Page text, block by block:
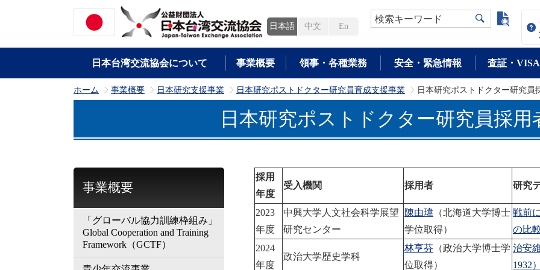
日本語 中文 En
検索キーワード
日本台湾交流協会について 事業概要 領事・各種業務 安全・緊急情報 査証・
ホーム >
事業概要 >
日本研究支援事業 >
日本研究ポストドクター研究員育成支援事業 >
日本研究ポストドクター研究員
日本研究ポストドクター研究員採用
採用
年度
受入機関 採用者 研究
2023
年度
中興大学人文社会科学展望
研究センター
陳由瑋 （北海道大学博士
学位取得）
戦前
の比
2024
年度
政治大学歴史学科
林亨芬 （政治大学博士学
位取得）
治安
1932
事業概要
「グローバル協力訓練枠組み」
Global Cooperation and Training
Framework（GCTF）